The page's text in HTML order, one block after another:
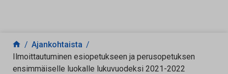
Siirry sisältöön
Ajankohtaista
Ilmoittautuminen esiopetukseen ja perusopetuksen
ensimmäiselle luokalle lukuvuodeksi 2021-2022